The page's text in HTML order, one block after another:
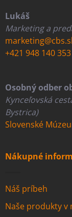
Lukáš
Marketing a
+421 948 140 353
Osobný odber
Kynceľovská
Bystrica)
Slovenské
Nákupné
Náš príbeh
Naše produkty v